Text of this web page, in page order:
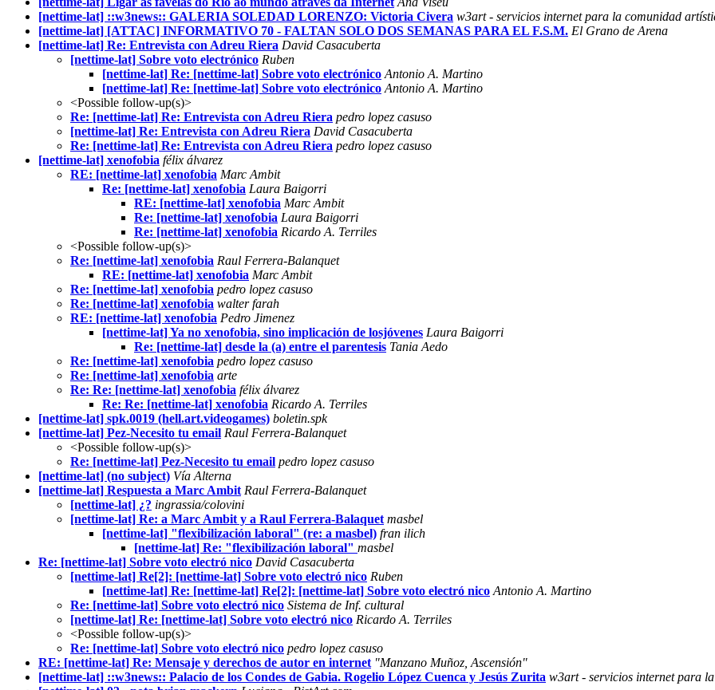
[nettime-lat] ::w3news:: GALERIA SOLEDAD LORENZO: Victoria Civera w3art - servicios internet para la comunidad
[nettime-lat] [ATTAC] INFORMATIVO 70 - FALTAN SOLO DOS SEMANAS PARA EL F.S.M. El Grano de Arena
[nettime-lat] Re: Entrevista con Adreu Riera David Casacuberta
[nettime-lat] Sobre voto electrónico Ruben
[nettime-lat] Re: [nettime-lat] Sobre voto electrónico Antonio A. Martino
[nettime-lat] Re: [nettime-lat] Sobre voto electrónico Antonio A. Martino
<Possible follow-up(s)>
Re: [nettime-lat] Re: Entrevista con Adreu Riera pedro lopez casuso
[nettime-lat] Re: Entrevista con Adreu Riera David Casacuberta
Re: [nettime-lat] Re: Entrevista con Adreu Riera pedro lopez casuso
[nettime-lat] xenofobia félix álvarez
RE: [nettime-lat] xenofobia Marc Ambit
Re: [nettime-lat] xenofobia Laura Baigorri
RE: [nettime-lat] xenofobia Marc Ambit
Re: [nettime-lat] xenofobia Laura Baigorri
Re: [nettime-lat] xenofobia Ricardo A. Terriles
<Possible follow-up(s)>
Re: [nettime-lat] xenofobia Raul Ferrera-Balanquet
RE: [nettime-lat] xenofobia Marc Ambit
Re: [nettime-lat] xenofobia pedro lopez casuso
Re: [nettime-lat] xenofobia walter farah
RE: [nettime-lat] xenofobia Pedro Jimenez
[nettime-lat] Ya no xenofobia, sino implicación de losjóvenes Laura Baigorri
Re: [nettime-lat] desde la (a) entre el parentesis Tania Aedo
Re: [nettime-lat] xenofobia pedro lopez casuso
Re: [nettime-lat] xenofobia arte
Re: Re: [nettime-lat] xenofobia félix álvarez
Re: Re: [nettime-lat] xenofobia Ricardo A. Terriles
[nettime-lat] spk.0019 (hell.art.videogames) boletin.spk
[nettime-lat] Pez-Necesito tu email Raul Ferrera-Balanquet
<Possible follow-up(s)>
Re: [nettime-lat] Pez-Necesito tu email pedro lopez casuso
[nettime-lat] (no subject) Vía Alterna
[nettime-lat] Respuesta a Marc Ambit Raul Ferrera-Balanquet
[nettime-lat] ¿? ingrassia/colovini
[nettime-lat] Re: a Marc Ambit y a Raul Ferrera-Balaquet masbel
[nettime-lat] "flexibilización laboral" (re: a masbel) fran ilich
[nettime-lat] Re: "flexibilización laboral" masbel
Re: [nettime-lat] Sobre voto electró nico David Casacuberta
[nettime-lat] Re[2]: [nettime-lat] Sobre voto electró nico Ruben
[nettime-lat] Re: [nettime-lat] Re[2]: [nettime-lat] Sobre voto electró nico Antonio A. Martino
Re: [nettime-lat] Sobre voto electró nico Sistema de Inf. cultural
[nettime-lat] Re: [nettime-lat] Sobre voto electró nico Ricardo A. Terriles
<Possible follow-up(s)>
Re: [nettime-lat] Sobre voto electró nico pedro lopez casuso
RE: [nettime-lat] Re: Mensaje y derechos de autor en internet "Manzano Muñoz, Ascensión"
[nettime-lat] ::w3news:: Palacio de los Condes de Gabia. Rogelio López Cuenca y Jesús Zurita w3art - servicios internet para